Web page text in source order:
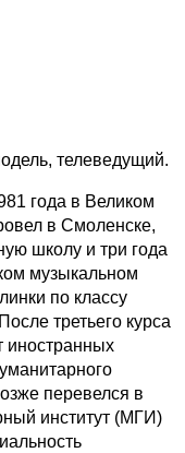
телеведущий.
года в Великом
в Смоленске,
школу и три года
музыкальном
по классу
третьего курса
иностранных
перевелся в
институт (МГИ)